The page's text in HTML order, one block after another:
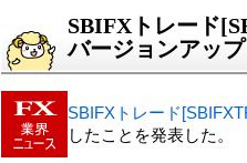
SBIFXトレード
バージョンアップ
SBIFXトレード
したことを発表した。